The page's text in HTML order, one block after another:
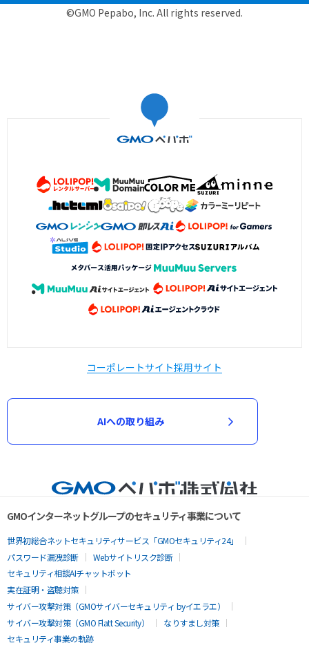
©GMO Pepabo, Inc. All rights reserved.
コーポレートサイト採用サイト
AIへの取り組み
GMOインターネットグループのセキュリティ事業について
世界初総合ネットセキュリティサービス「GMOセキュリティ24」
パスワード漏洩診断
Webサイトリスク診断
セキュリティ相談AIチャットボット
実在証明・盗聴対策
サイバー攻撃対策（GMOサイバーセキュリティ byイエラエ）
サイバー攻撃対策（GMO Flatt Security）
なりすまし対策
セキュリティ事業の軌跡